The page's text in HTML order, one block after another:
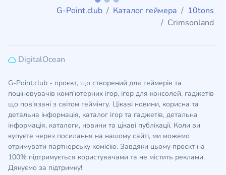
G-Point.club Каталог геймера
10tons
Crimsonland
DigitalOcean
G-Point.club - проєкт, що створений для геймерів та
поціновувачів комп'ютерних ігор, ігор для консолей, гаджетів
що пов'язані з світом геймінгу. Цікаві новини, корисна та
детальна інформація, каталог ігор та гаджетів, детальна
інформація, каталоги, новини та цікаві публікації. Коли ви
купуєте через посилання на нашому сайті, ми можемо
отримувати партнерську комісію. Завдяки цьому проєкт на
100% підтримується користувачами та не містить реклами.
Дякуємо за підтримку!